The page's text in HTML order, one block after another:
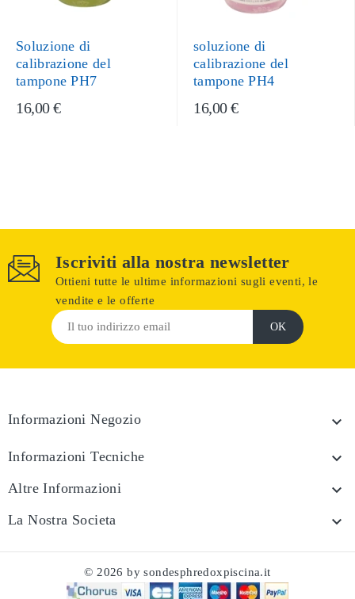
Soluzione di
calibrazione del
tampone PH7
16,00 €
soluzione di
calibrazione del
tampone PH4
16,00 €
Iscriviti alla nostra newsletter
Ottieni tutte le ultime informazioni sugli eventi, le
vendite e le offerte
Informazioni Negozio 
Informazioni Tecniche 
Altre Informazioni 
La Nostra Societa 
© 2026 by sondesphredoxpiscina.it